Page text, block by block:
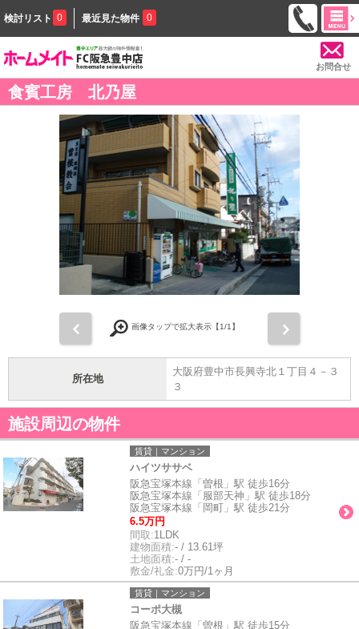
検討リスト 0 最近見た物件 0
お問合せ
食賓工房 北乃屋
画像タップで拡大表示【1/1】
所在地
大阪府豊中市長興寺北１丁目４－３
３
施設周辺の物件
賃貸｜マンション
ハイツササベ
阪急宝塚本線「曽根」駅 徒歩16分
阪急宝塚本線「服部天神」駅 徒歩18分
阪急宝塚本線「岡町」駅 徒歩21分
6.5万円
間取:1LDK
建物面積:- / 13.61坪
土地面積:- / -
敷金/礼金:0万円/1ヶ月
賃貸｜マンション
コーポ大槻
阪急宝塚本線「曽根」駅 徒歩15分